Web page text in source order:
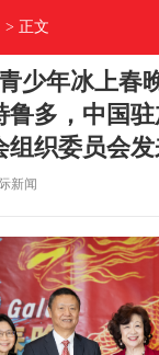
> 正文
青少年冰上
鲁多，中国
组织委员会
新闻